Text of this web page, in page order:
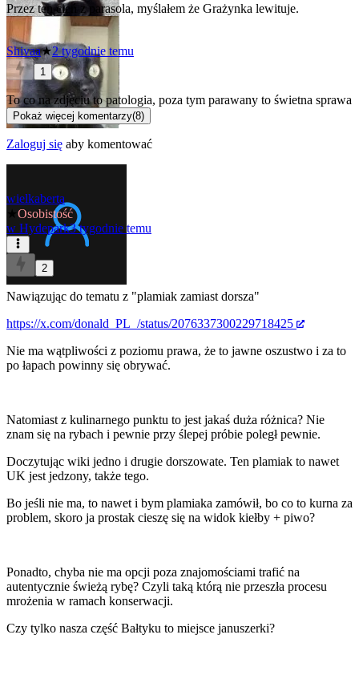
Przez ten cień z parasola, myślałem że Grażynka lewituje.
Shivaa★2 tygodnie temu
1
To co na zdjęciu to patologia, poza tym parawany to świetna sprawa
Pokaż więcej komentarzy(8)
Zaloguj się aby komentować
wielkaberta
Osobistość
w Hydepark3 tygodnie temu
2
Nawiązując do tematu z "plamiak zamiast dorsza"
https://x.com/donald_PL_/status/2076337300229718425
Nie ma wątpliwości z poziomu prawa, że to jawne oszustwo i za to
po łapach powinny się obrywać.
Natomiast z kulinarnego punktu to jest jakaś duża różnica? Nie
znam się na rybach i pewnie przy ślepej próbie poległ pewnie.
Doczytując wiki jedno i drugie dorszowate. Ten plamiak to nawet
UK jest jedzony, także tego.
Bo jeśli nie ma, to nawet i bym plamiaka zamówił, bo co to kurna za
problem, skoro ja prostak cieszę się na widok kiełby + piwo?
Ponadto, chyba nie ma opcji poza znajomościami trafić na
autentycznie świeżą rybę? Czyli taką którą nie przeszła procesu
mrożenia w ramach konserwacji.
Czy tylko nasza część Bałtyku to miejsce januszerki?